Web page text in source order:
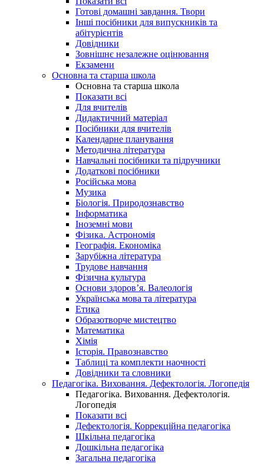
Готові домашні завдання. Твори
Інші посібники для випускників та
абітурієнтів
Довідники
Зовнішнє незалежне оцінювання
Екзамени
Основна та старша школа
Основна та старша школа
Показати всі
Для вчителів
Дидактичний матеріал
Посібники для вчителів
Календарне планування
Методична література
Навчальні посібники та підручники
Додаткові посібники
Російська мова
Музика
Біологія. Природознавство
Інформатика
Іноземні мови
Фізика. Астрономія
Географія. Економіка
Зарубіжна література
Трудове навчання
Фізична культура
Основи здоров’я. Валеологія
Українська мова та література
Етика
Образотворче мистецтво
Математика
Хімія
Історія. Правознавство
Таблиці та комплекти наочності
Довідники та словники
Педагогіка. Виховання. Дефектологія. Логопедія
Педагогіка. Виховання. Дефектологія.
Логопедія
Показати всі
Дефектологія. Коррекційна педагогіка
Шкільна педагогіка
Дошкільна педагогіка
Загальна педагогіка